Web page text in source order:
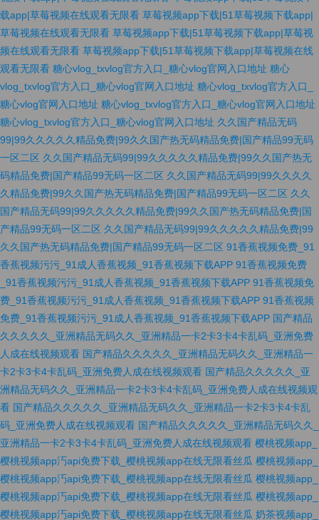
载app|草莓视频在线观看无限看 草莓视频app下载|51草莓视频下载app|
草莓视频在线观看无限看 草莓视频app下载|51草莓视频下载app|草莓视
频在线观看无限看 草莓视频app下载|51草莓视频下载app|草莓视频在线
观看无限看 糖心vlog_txvlog官方入口_糖心vlog官网入口地址 糖心
vlog_txvlog官方入口_糖心vlog官网入口地址 糖心vlog_txvlog官方入口_
糖心vlog官网入口地址 糖心vlog_txvlog官方入口_糖心vlog官网入口地址
糖心vlog_txvlog官方入口_糖心vlog官网入口地址 久久国产精品无码
99|99久久久久久精品免费|99久久国产热无码精品免费|国产精品99无码
一区二区 久久国产精品无码99|99久久久久久精品免费|99久久国产热无
码精品免费|国产精品99无码一区二区 久久国产精品无码99|99久久久久
久精品免费|99久久国产热无码精品免费|国产精品99无码一区二区 久久
国产精品无码99|99久久久久久精品免费|99久久国产热无码精品免费|国
产精品99无码一区二区 久久国产精品无码99|99久久久久久精品免费|99
久久国产热无码精品免费|国产精品99无码一区二区 91香蕉视频免费_91
香蕉视频污污_91成人香蕉视频_91香蕉视频下载APP 91香蕉视频免费
_91香蕉视频污污_91成人香蕉视频_91香蕉视频下载APP 91香蕉视频免
费_91香蕉视频污污_91成人香蕉视频_91香蕉视频下载APP 91香蕉视频
免费_91香蕉视频污污_91成人香蕉视频_91香蕉视频下载APP 国产精品
久久久久久_亚洲精品无码久久_亚洲精品一卡2卡3卡4卡乱码_亚洲免费
人成在线视频观看 国产精品久久久久久_亚洲精品无码久久_亚洲精品一
卡2卡3卡4卡乱码_亚洲免费人成在线视频观看 国产精品久久久久久_亚
洲精品无码久久_亚洲精品一卡2卡3卡4卡乱码_亚洲免费人成在线视频观
看 国产精品久久久久久_亚洲精品无码久久_亚洲精品一卡2卡3卡4卡乱
码_亚洲免费人成在线视频观看 国产精品久久久久久_亚洲精品无码久久_
亚洲精品一卡2卡3卡4卡乱码_亚洲免费人成在线视频观看 樱桃视频app_
樱桃视频app汅api免费下载_樱桃视频app在线无限看丝瓜 樱桃视频app_
樱桃视频app汅api免费下载_樱桃视频app在线无限看丝瓜 樱桃视频app_
樱桃视频app汅api免费下载_樱桃视频app在线无限看丝瓜 樱桃视频app_
樱桃视频app汅api免费下载_樱桃视频app在线无限看丝瓜 奶茶视频app_